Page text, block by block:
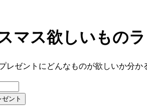
マス欲しいもの
レゼントにどんなものが欲しいか分か
ント